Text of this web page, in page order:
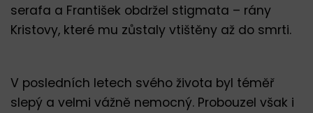
serafa a František obdržel stigmata – rány
Kristovy, které mu zůstaly vtištěny až do smrti.
V posledních letech svého života byl téměř
slepý a velmi vážně nemocný. Probouzel však i